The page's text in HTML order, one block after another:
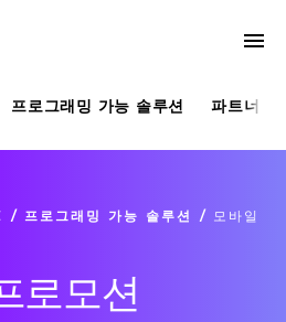
프로그래밍 가능 솔루션 파트너 솔
프로그래밍 가능 솔루션
모바일
로모션